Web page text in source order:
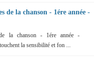
de la chanson - 1ére année -
la chanson - 1ére année -
la sensibilité et fon ...